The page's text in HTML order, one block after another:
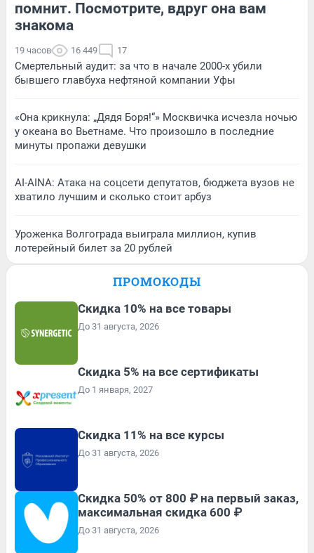
помнит. Посмотрите, вдруг она вам
знакома
19 часов 16 449 17
Смертельный аудит: за что в начале 2000-х убили
бывшего главбуха нефтяной компании Уфы
«Она крикнула: „Дядя Боря!“» Москвичка исчезла ночью
у океана во Вьетнаме. Что произошло в последние
минуты пропажи девушки
AI-AINA: Атака на соцсети депутатов, бюджета вузов не
хватило лучшим и сколько стоит арбуз
Уроженка Волгограда выиграла миллион, купив
лотерейный билет за 20 рублей
ПРОМОКОДЫ
Скидка 10% на все товары
До 31 августа, 2026
Скидка 5% на все сертификаты
До 1 января, 2027
Скидка 11% на все курсы
До 31 августа, 2026
Скидка 50% от 800 ₽ на первый заказ,
максимальная скидка 600 ₽
До 31 августа, 2026